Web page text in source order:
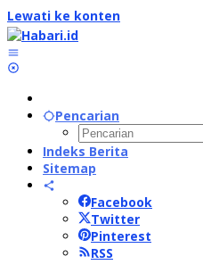
Lewati ke konten
Pencarian
Indeks Berita
Sitemap
Facebook
Twitter
Pinterest
RSS